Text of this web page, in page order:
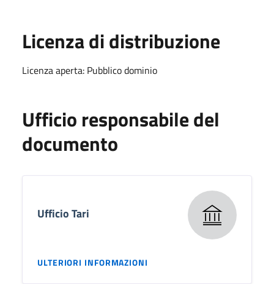
Licenza di distribuzione
Licenza aperta: Pubblico dominio
Ufficio responsabile del
documento
Ufficio Tari
ULTERIORI INFORMAZIONI